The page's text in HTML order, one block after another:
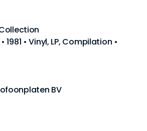
1981 • Vinyl, LP, Compilation •
BV